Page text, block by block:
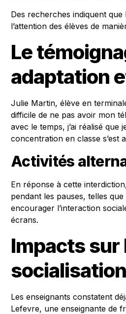
Des recherches indiquent
l’attention des élèves de
Le
adaptation
Julie Martin, élève en
difficile de ne pas avoir mon
avec le temps, j’ai réalisé que
concentration en classe s’est
Activités
En réponse à cette
pendant les pauses, telles
encourager l’interaction
écrans.
Impacts sur
socialisation
Les enseignants constatent
Lefevre, une enseignante de